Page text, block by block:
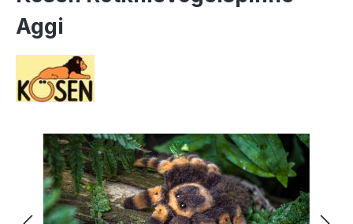
Aggi
Bildergalerie überspringen